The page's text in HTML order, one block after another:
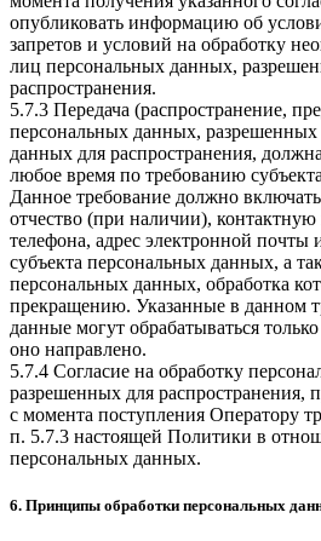
опубликовать информацию об
запретов и условий на обработку
лиц персональных данных,
распространения.
5.7.3 Передача (распространение,
персональных данных,
данных для распространения,
любое время по требованию
Данное требование должно
отчество (при наличии),
телефона, адрес электронной почты
субъекта персональных данных, а
персональных данных, обработка
прекращению. Указанные в данном
данные могут обрабатываться
оно направлено.
5.7.4 Согласие на обработку
разрешенных для распространения,
с момента поступления Оператору
п. 5.7.3 настоящей Политики в
персональных данных.
6. Принципы обработки персональных